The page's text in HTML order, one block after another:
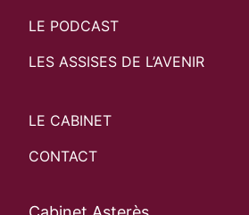
LE PODCAST
LES ASSISES DE L’AVENIR
LE CABINET
CONTACT